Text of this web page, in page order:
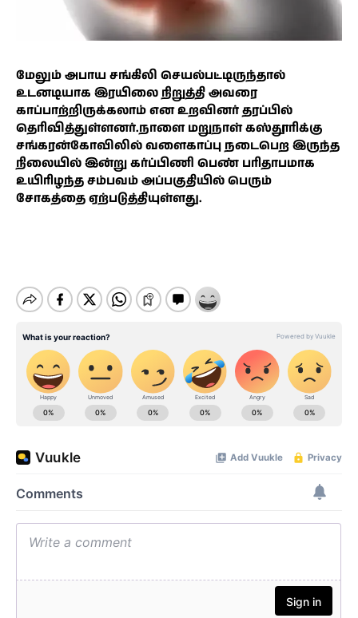
மேலும் அபாய சங்கிலி செயல்பட்டிருந்தால்
உடனடியாக இரயிலை நிறுத்தி அவரை
காப்பாற்றிருக்கலாம் என உறவினர் தரப்பில்
தெரிவித்துள்ளனர்.நாளை மறுநாள் கஸ்தூரிக்கு
சங்கரன்கோவிலில் வளைகாப்பு நடைபெற இருந்த
நிலையில் இன்று கர்ப்பிணி பெண் பரிதாபமாக
உயிரிழந்த சம்பவம் அப்பகுதியில் பெரும்
சோகத்தை ஏற்படுத்தியுள்ளது.